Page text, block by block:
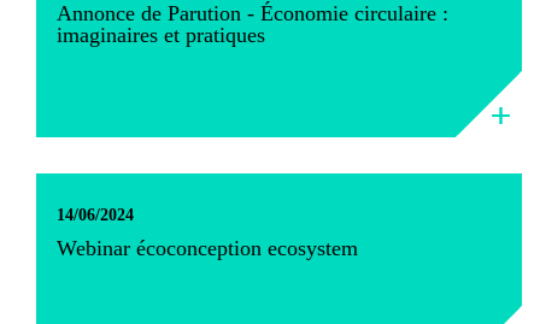
Annonce de Parution - Économie circulaire :
imaginaires et pratiques
14/06/2024
Webinar écoconception ecosystem